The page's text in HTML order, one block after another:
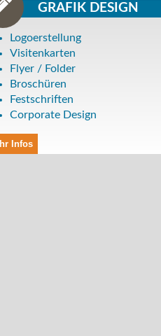
GRAFIK DESIGN
Logoerstellung
Visitenkarten
Flyer / Folder
Broschüren
Festschriften
Corporate Design
Infos